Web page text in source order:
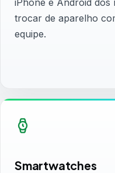
iPhone e Android dos
trocar de aparelho
equipe.
Smartwatches